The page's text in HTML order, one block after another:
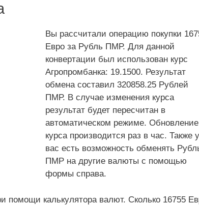
Вы рассчитали операцию покупки
Евро за Рубль ПМР. Для данной
конвертации был использован курс
Агропромбанка: 19.1500. Результат
обмена составил 320858.25 Рублей
ПМР. В случае изменения курса
результат будет пересчитан в
автоматическом режиме. Обновление
курса производится раз в час. Также у
вас есть возможность обменять
ПМР на другие валюты с помощью
формы справа.
помощи калькулятора валют. Сколько 16755